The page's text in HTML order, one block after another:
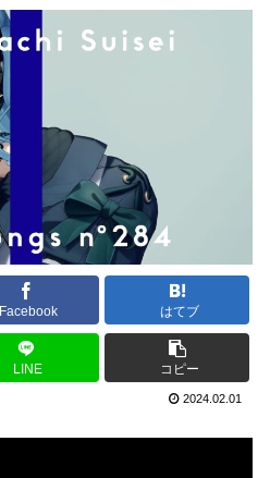
Facebook はてブ
LINE コピー
2024.02.01